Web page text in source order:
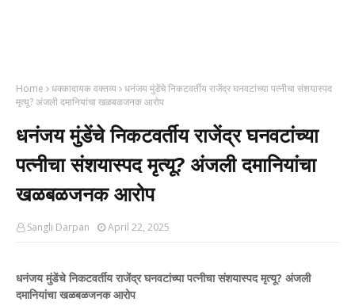
Home धक्कादायक वक्तव्य धनंजय मुंडेंचे निकटवर्तीय राजेंद्र घनवटांच्या पत्नीचा संशयास्पद
मृत्यू? अंजली दमानियांचा खळबळजनक आरोप
धनंजय मुंडेंचे निकटवर्तीय राजेंद्र घनवटांच्या
पत्नीचा संशयास्पद मृत्यू? अंजली दमानियांचा
खळबळजनक आरोप
Sangli Darpan April 22, 2025
धनंजय मुंडेंचे निकटवर्तीय राजेंद्र घनवटांच्या पत्नीचा संशयास्पद मृत्यू? अंजली
दमानियांचा खळबळजनक आरोप